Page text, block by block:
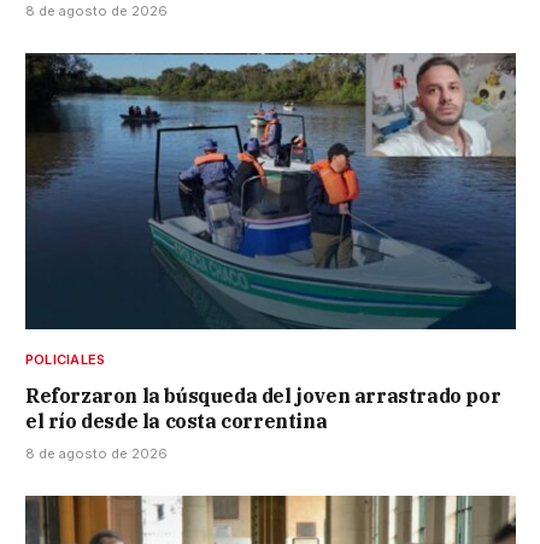
8 de agosto de 2026
POLICIALES
Reforzaron la búsqueda del joven arrastrado por
el río desde la costa correntina
8 de agosto de 2026